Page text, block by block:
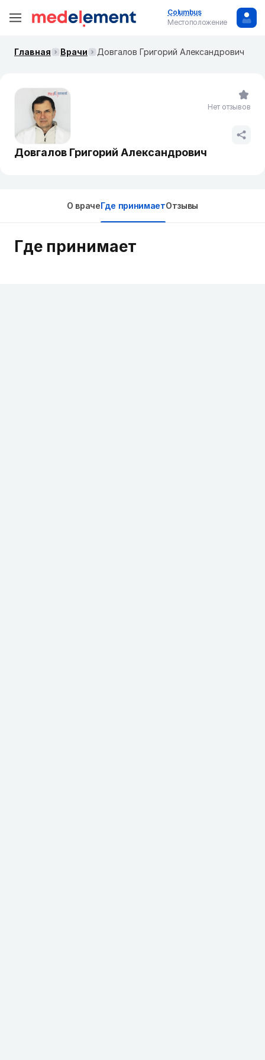
Columbus
Местоположение
Главная Врачи Довгалов Григорий Александрович
Довгалов Григорий Александрович
Нет отзывов
О врачеГде принимаетОтзывы
Где принимает